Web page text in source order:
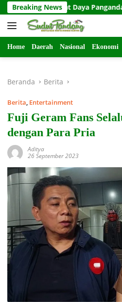
Langsung
ke
konten
Breaking News
Barat Daya Pangandaran,
Home Daerah Nasional Ekonomi
Beranda Berita
Berita, Entertainment
Fuji Geram Fans
dengan Para Pria
Aditya
26 September 2023